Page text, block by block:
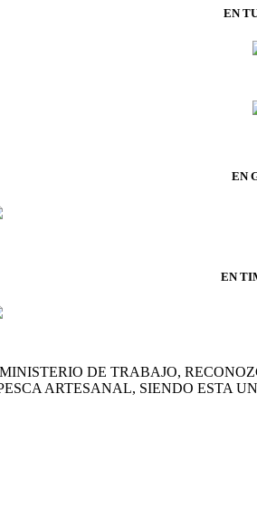
EN
EN
EN
DE TRABAJO,
ARTESANAL, SIENDO ESTA